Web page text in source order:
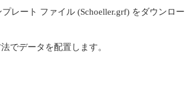
レート ファイル (Schoeller.grf) をダウンロ
でデータを配置します。